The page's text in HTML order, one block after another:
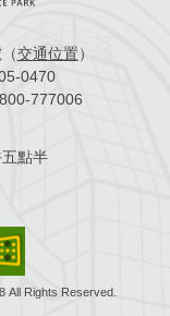
交通位置）
0470
777006
點半
All Rights Reserved.